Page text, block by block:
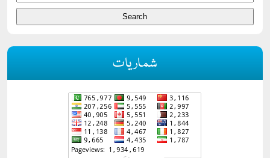
شماریات